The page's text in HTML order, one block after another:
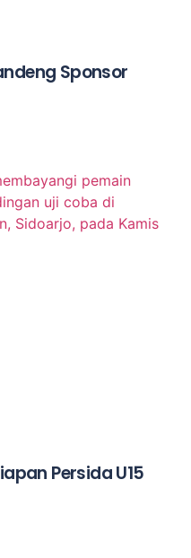
Sponsor
Persida U15